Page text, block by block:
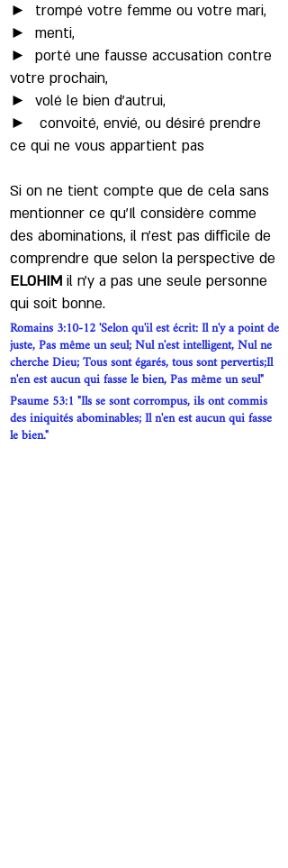
► trompé votre femme ou votre mari,
► menti,
► porté une fausse accusation contre
votre prochain,
► volé le bien d’autrui,
► convoité, envié, ou désiré prendre
ce qui ne vous appartient pas
Si on ne tient compte que de cela sans
mentionner ce qu'Il considère comme
des abominations, il n’est pas difficile de
comprendre que selon la perspective de
ELOHIM il n’y a pas une seule personne
qui soit bonne.
Romains 3:10-12 'Selon qu'il est écrit: Il n'y a point de
juste, Pas même un seul; Nul n'est intelligent, Nul ne
cherche Dieu; Tous sont égarés, tous sont pervertis;Il
n'en est aucun qui fasse le bien, Pas même un seul"
Psaume 53:1 "Ils se sont corrompus, ils ont commis
des iniquités abominables; Il n'en est aucun qui fasse
le bien."